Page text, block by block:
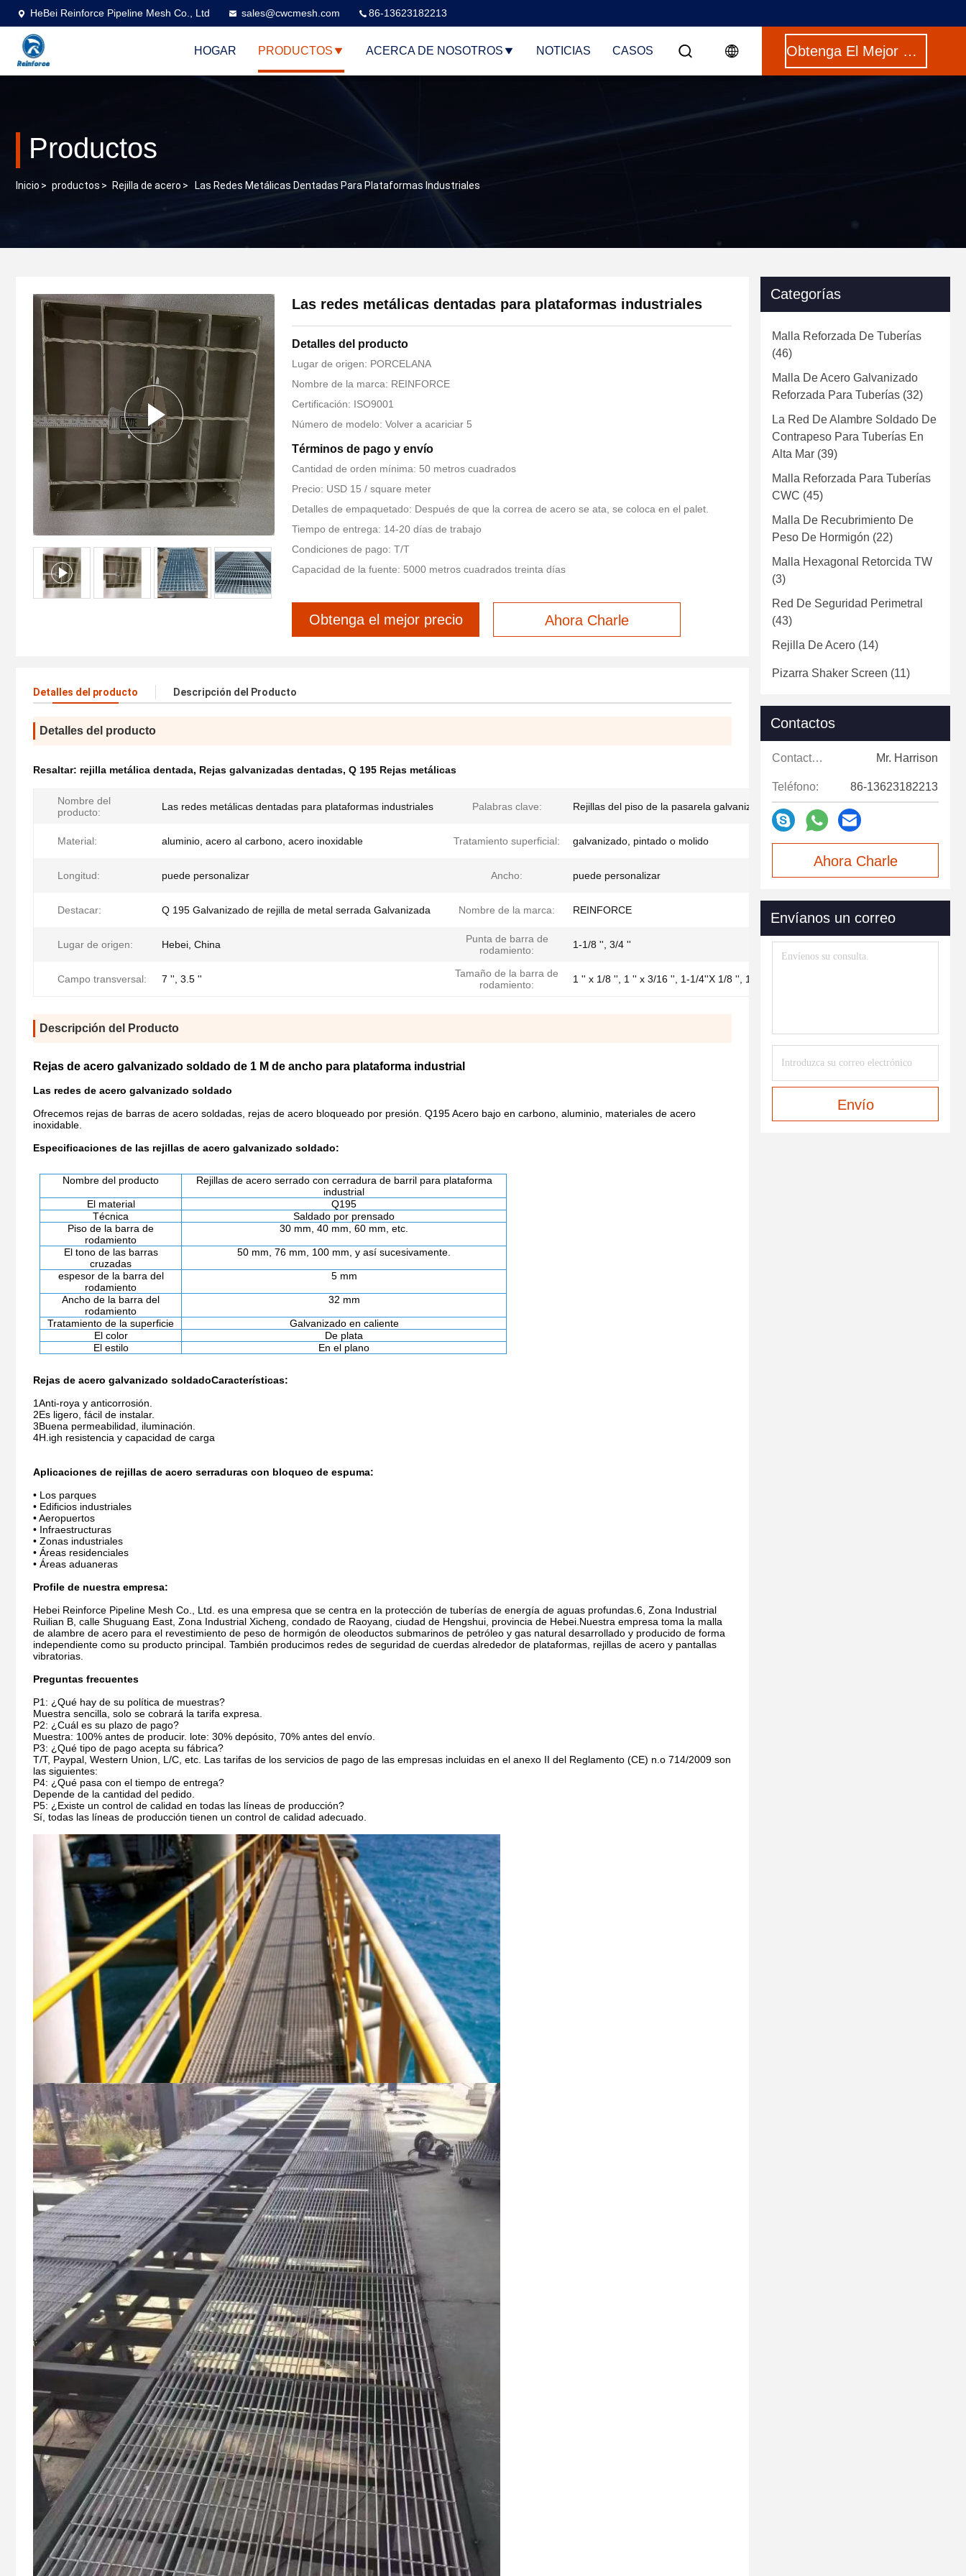
HeBei Reinforce Pipeline Mesh Co., Ltd sales@cwcmesh.com 86-13623182213
HOGAR PRODUCTOS ACERCA DE NOSOTROS NOTICIAS CASOS Obtenga El Mejor Precio
Productos
Inicio > productos > Rejilla de acero > Las Redes Metálicas Dentadas Para Plataformas Industriales
Las redes metálicas dentadas para plataformas industriales
Detalles del producto
Lugar de origen: PORCELANA
Nombre de la marca: REINFORCE
Certificación: ISO9001
Número de modelo: Volver a acariciar 5
Términos de pago y envío
Cantidad de orden mínima: 50 metros cuadrados
Precio: USD 15 / square meter
Detalles de empaquetado: Después de que la correa de acero se ata, se coloca en el palet.
Tiempo de entrega: 14-20 días de trabajo
Condiciones de pago: T/T
Capacidad de la fuente: 5000 metros cuadrados treinta días
Obtenga el mejor precio Ahora Charle
Detalles del producto Descripción del Producto
Detalles del producto
Resaltar: rejilla metálica dentada, Rejas galvanizadas dentadas, Q 195 Rejas metálicas
Nombre del
producto:
Las redes metálicas dentadas para plataformas industriales Palabras clave: Rejillas del piso de la pasarela galvanizada
Material: aluminio, acero al carbono, acero inoxidable Tratamiento superficial: galvanizado, pintado o molido
Longitud: puede personalizar Ancho: puede personalizar
Destacar: Q 195 Galvanizado de rejilla de metal serrada Galvanizada Nombre de la marca: REINFORCE
Lugar de origen: Hebei, China
Punta de barra de
rodamiento:
1-1/8 '', 3/4 ''
Campo transversal: 7 '', 3.5 ''
Tamaño de la barra de
rodamiento:
1 '' x 1/8 '', 1 '' x 3/16 '', 1-1/4''X 1/8 '', 1-1/
Descripción del Producto
Rejas de acero galvanizado soldado de 1 M de ancho para plataforma industrial
Las redes de acero galvanizado soldado
Ofrecemos rejas de barras de acero soldadas, rejas de acero bloqueado por presión. Q195 Acero bajo en carbono, aluminio, materiales de acero
inoxidable.
Especificaciones de las rejillas de acero galvanizado soldado:
Nombre del producto
Rejillas de acero serrado con cerradura de barril para plataforma
industrial
El material
Q195
Técnica
Saldado por prensado
Piso de la barra de
rodamiento
30 mm, 40 mm, 60 mm, etc.
El tono de las barras
cruzadas
50 mm, 76 mm, 100 mm, y así sucesivamente.
espesor de la barra del
rodamiento
5 mm
Ancho de la barra del
rodamiento
32 mm
Tratamiento de la superficie
Galvanizado en caliente
El color
De plata
El estilo
En el plano
Rejas de acero galvanizado soldadoCaracterísticas:
1Anti-roya y anticorrosión.
2Es ligero, fácil de instalar.
3Buena permeabilidad, iluminación.
4H.igh resistencia y capacidad de carga
Aplicaciones de rejillas de acero serraduras con bloqueo de espuma:
• Los parques
• Edificios industriales
• Aeropuertos
• Infraestructuras
• Zonas industriales
• Áreas residenciales
• Áreas aduaneras
Profile de nuestra empresa:
Hebei Reinforce Pipeline Mesh Co., Ltd. es una empresa que se centra en la protección de tuberías de energía de aguas profundas.6, Zona Industrial
Ruilian B, calle Shuguang East, Zona Industrial Xicheng, condado de Raoyang, ciudad de Hengshui, provincia de Hebei.Nuestra empresa toma la malla
de alambre de acero para el revestimiento de peso de hormigón de oleoductos submarinos de petróleo y gas natural desarrollado y producido de forma
independiente como su producto principal. También producimos redes de seguridad de cuerdas alrededor de plataformas, rejillas de acero y pantallas
vibratorias.
Preguntas frecuentes
P1: ¿Qué hay de su política de muestras?
Muestra sencilla, solo se cobrará la tarifa expresa.
P2: ¿Cuál es su plazo de pago?
Muestra: 100% antes de producir. lote: 30% depósito, 70% antes del envío.
P3: ¿Qué tipo de pago acepta su fábrica?
T/T, Paypal, Western Union, L/C, etc. Las tarifas de los servicios de pago de las empresas incluidas en el anexo II del Reglamento (CE) n.o 714/2009 son
las siguientes:
P4: ¿Qué pasa con el tiempo de entrega?
Depende de la cantidad del pedido.
P5: ¿Existe un control de calidad en todas las líneas de producción?
Sí, todas las líneas de producción tienen un control de calidad adecuado.
Categorías
Malla Reforzada De Tuberías
(46)
Malla De Acero Galvanizado
Reforzada Para Tuberías (32)
La Red De Alambre Soldado De
Contrapeso Para Tuberías En
Alta Mar (39)
Malla Reforzada Para Tuberías
CWC (45)
Malla De Recubrimiento De
Peso De Hormigón (22)
Malla Hexagonal Retorcida TW
(3)
Red De Seguridad Perimetral
(43)
Rejilla De Acero (14)
Pizarra Shaker Screen (11)
Contactos
Contactos: Mr. Harrison
Teléfono: 86-13623182213
Ahora Charle
Envíanos un correo
Envío